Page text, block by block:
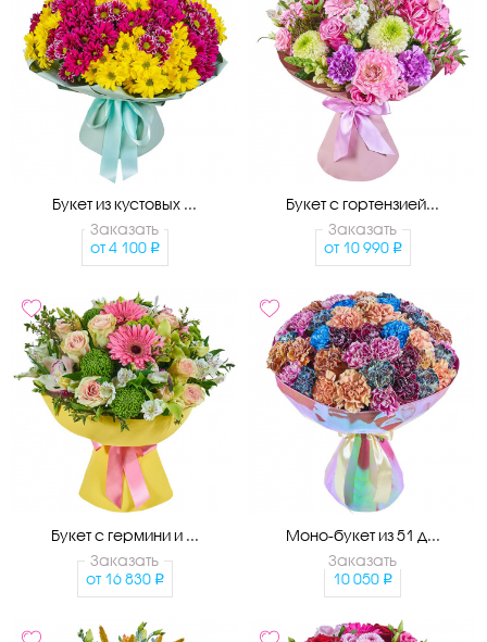
Букет из кустовых ...
Заказать
от 4 100
Букет с гортензией...
Заказать
от 10 990
Букет с гермини и ...
Заказать
от 16 830
Моно-букет из 51 д...
Заказать
10 050